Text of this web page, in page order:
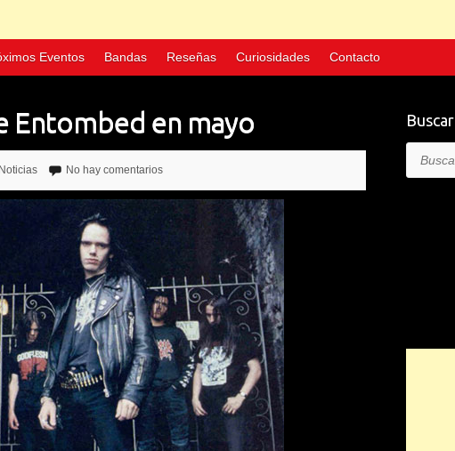
Eventos Bandas Reseñas Curiosidades Contacto
Entombed en mayo
Noticias No hay comentarios
Buscar
Buscar